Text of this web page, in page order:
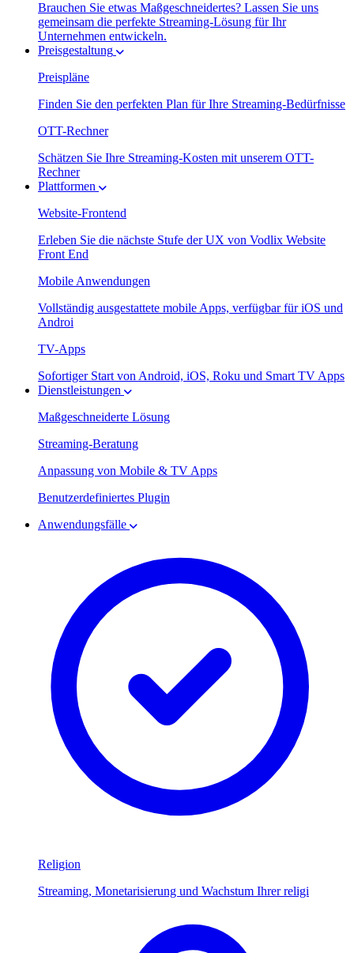
Brauchen Sie etwas Maßgeschneidertes? Lassen Sie uns
gemeinsam die perfekte Streaming-Lösung für Ihr
Unternehmen entwickeln.
Preisgestaltung
Preispläne
Finden Sie den perfekten Plan für Ihre Streaming-Bedürfnisse
OTT-Rechner
Schätzen Sie Ihre Streaming-Kosten mit unserem OTT-
Rechner
Plattformen
Website-Frontend
Erleben Sie die nächste Stufe der UX von Vodlix Website
Front End
Mobile Anwendungen
Vollständig ausgestattete mobile Apps, verfügbar für iOS und
Androi
TV-Apps
Sofortiger Start von Android, iOS, Roku und Smart TV Apps
Dienstleistungen
Maßgeschneiderte Lösung
Streaming-Beratung
Anpassung von Mobile & TV Apps
Benutzerdefiniertes Plugin
Anwendungsfälle
Religion
Streaming, Monetarisierung und Wachstum Ihrer religi